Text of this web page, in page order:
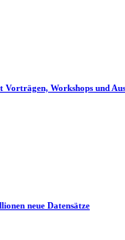
Workshops und
neue Datensätze